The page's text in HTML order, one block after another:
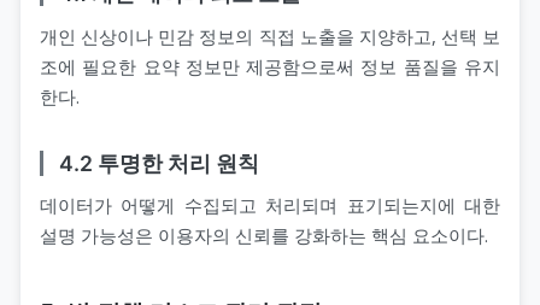
개인 신상이나 민감 정보의 직접 노출을 지양하고, 선택 보
조에 필요한 요약 정보만 제공함으로써 정보 품질을 유지
한다.
4.2 투명한 처리 원칙
데이터가 어떻게 수집되고 처리되며 표기되는지에 대한
설명 가능성은 이용자의 신뢰를 강화하는 핵심 요소이다.